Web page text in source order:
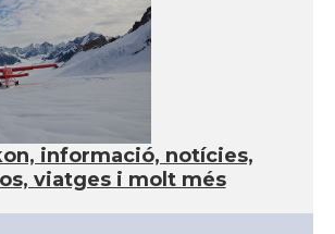
Catalans a Houston - Texas
Catalans a IOWA
Catalans a IRVINE
informació, notícies,
viatges i molt més